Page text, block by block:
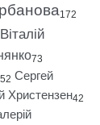
172
Віталій
73
52 Сергей
Христензен42